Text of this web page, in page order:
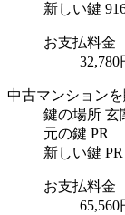
新しい鍵
お支払料金
32,780
中古マンション
鍵の場所 玄
元の鍵 PR
新しい鍵 PR
お支払料金
65,560